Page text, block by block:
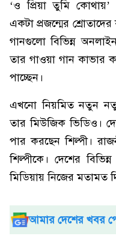
‘ও প্রিয়া তুমি
একটা প্রজন্মের
গানগুলো বিভিন্ন
তার গাওয়া গান কাভার
পাচ্ছেন।
এখনো নিয়মিত নতুন
তার মিউজিক ভিডিও।
পার করছেন শিল্পী।
শিল্পীকে। দেশের
মিডিয়ায় নিজের মতামত
আমার দেশের খবর